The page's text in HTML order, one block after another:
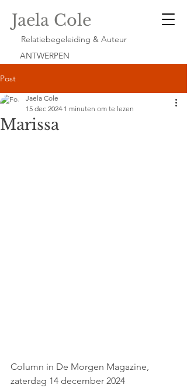
Jaela Cole
Relatiebegeleiding & Auteur
ANTWERPEN
Post
Marissa
Jaela Cole
15 dec 2024 1 minuten om te lezen
Column in De Morgen Magazine,
zaterdag 14 december 2024